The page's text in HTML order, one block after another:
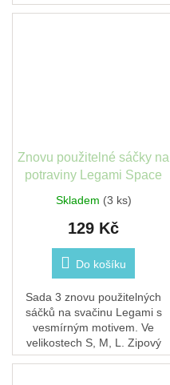
láhev i notebook.Vtipná
Znovu použitelné sáčky na
potraviny Legami Space
Skladem (3 ks)
129 Kč
Do košíku
Sada 3 znovu použitelných
sáčků na svačinu Legami s
vesmírným motivem. Ve
velikostech S, M, L. Zipový
uzávěr, roztahovatelné dno.